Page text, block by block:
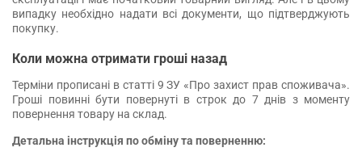
випадку необхідно надати всі документи, що підтверджують
покупку.
Коли можна отримати гроші назад
Терміни прописані в статті 9 ЗУ «Про захист прав споживача».
Гроші повинні бути повернуті в строк до 7 днів з моменту
повернення товару на склад.
Детальна інструкція по обміну та поверненню: